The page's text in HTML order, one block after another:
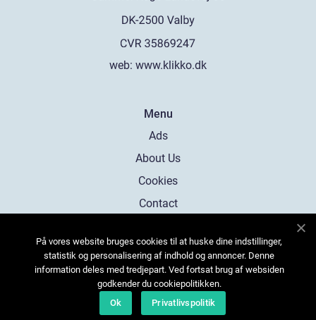
web: www.klikko.dk
Menu
Ads
About Us
Cookies
Contact
På vores website bruges cookies til at huske dine indstillinger,
statistik og personalisering af indhold og annoncer. Denne
information deles med tredjepart. Ved fortsat brug af websiden
godkender du cookiepolitikken.
Ok
Privatlivspolitik